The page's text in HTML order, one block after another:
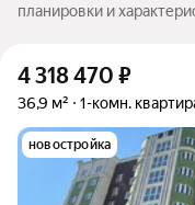
планировки и
4 318 470 ₽
36,9 м² 1-комн.
новостройка